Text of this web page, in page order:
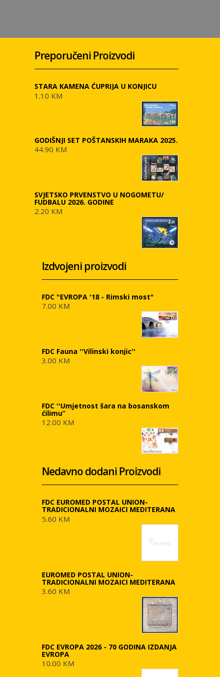
Preporučeni Proizvodi
STARA KAMENA ĆUPRIJA U KONJICU
1.10 KM
GODIŠNJI SET POŠTANSKIH MARAKA 2025.
44.90 KM
SVJETSKO PRVENSTVO U NOGOMETU/
FUDBALU 2026. GODINE
2.20 KM
Izdvojeni proizvodi
FDC "EVROPA '18 - Rimski most"
7.00 KM
FDC Fauna ''Vilinski konjic''
3.00 KM
FDC ''Umjetnost šara na bosanskom
ćilimu”
12.00 KM
Nedavno dodani Proizvodi
FDC EUROMED POSTAL UNION-
TRADICIONALNI MOZAICI MEDITERANA
5.60 KM
EUROMED POSTAL UNION-
TRADICIONALNI MOZAICI MEDITERANA
3.60 KM
FDC EVROPA 2026 - 70 GODINA IZDANJA
EVROPA
10.00 KM